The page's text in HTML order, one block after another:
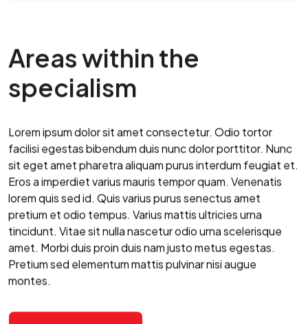
Areas within the
specialism
Lorem ipsum dolor sit amet consectetur. Odio tortor
facilisi egestas bibendum duis nunc dolor porttitor. Nunc
sit eget amet pharetra aliquam purus interdum feugiat et.
Eros a imperdiet varius mauris tempor quam. Venenatis
lorem quis sed id. Quis varius purus senectus amet
pretium et odio tempus. Varius mattis ultricies urna
tincidunt. Vitae sit nulla nascetur odio urna scelerisque
amet. Morbi duis proin duis nam justo metus egestas.
Pretium sed elementum mattis pulvinar nisi augue
montes.